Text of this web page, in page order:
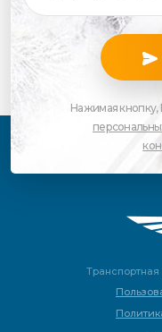
Нажимая кнопку,